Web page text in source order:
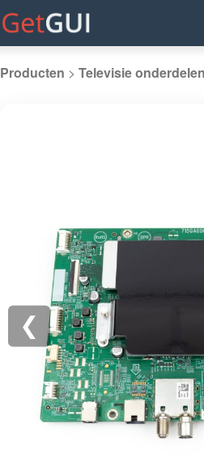
Producten > Televisie onderdelen
❮